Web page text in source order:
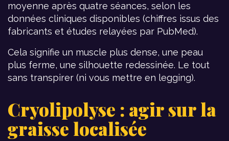
moyenne après quatre séances, selon les
données cliniques disponibles (chiffres issus des
fabricants et études relayées par PubMed).
Cela signifie un muscle plus dense, une peau
plus ferme, une silhouette redessinée. Le tout
sans transpirer (ni vous mettre en legging).
Cryolipolyse : agir sur la
graisse localisée